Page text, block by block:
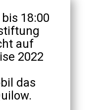
18:00
auf
2022
das